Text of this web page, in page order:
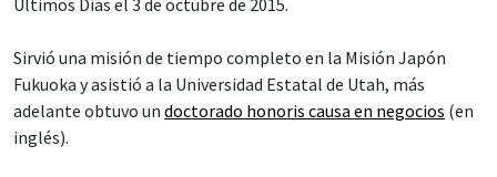
Sirvió una misión de tiempo completo en la Misión Japón
Fukuoka y asistió a la Universidad Estatal de Utah, más
adelante obtuvo un doctorado honoris causa en negocios (en
inglés).